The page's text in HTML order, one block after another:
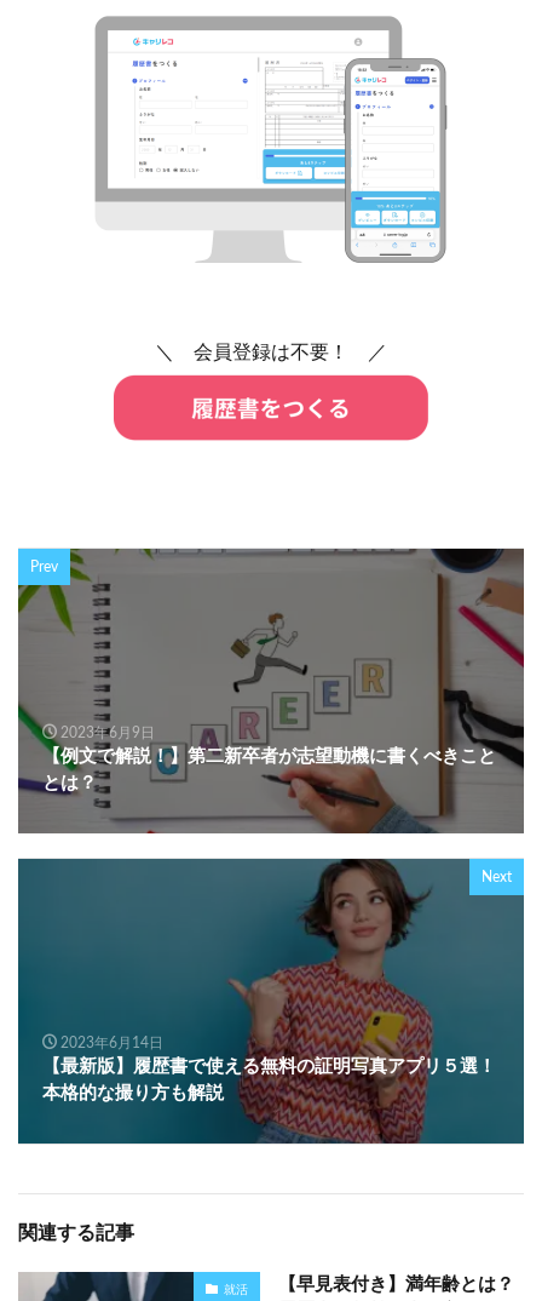
＼ 会員登録は不要！ ／
Prev
2023年6月9日
【例文で解説！】第二新卒者が志望動機に書くべきこと
とは？
Next
2023年6月14日
【最新版】履歴書で使える無料の証明写真アプリ５選！
本格的な撮り方も解説
関連する記事
就活
【早見表付き】満年齢とは？